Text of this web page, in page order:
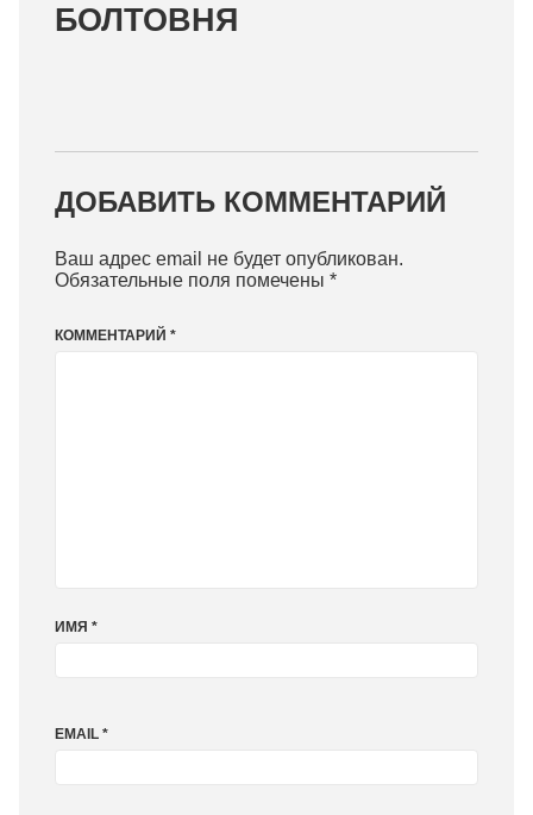
БОЛТОВНЯ
ДОБАВИТЬ КОММЕНТАРИЙ
Ваш адрес email не будет опубликован.
Обязательные поля помечены *
КОММЕНТАРИЙ *
ИМЯ *
EMAIL *